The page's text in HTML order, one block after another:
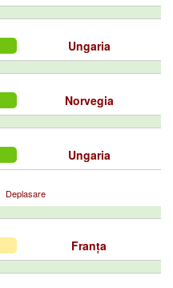
Ungaria
Norvegia
Ungaria
Deplasare
Franța